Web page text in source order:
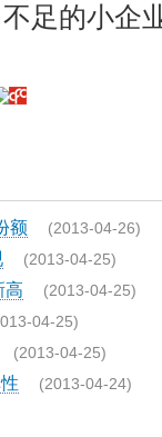
足的小企
额 (2013-04-26)
(2013-04-25)
高 (2013-04-25)
04-25)
(2013-04-25)
(2013-04-24)